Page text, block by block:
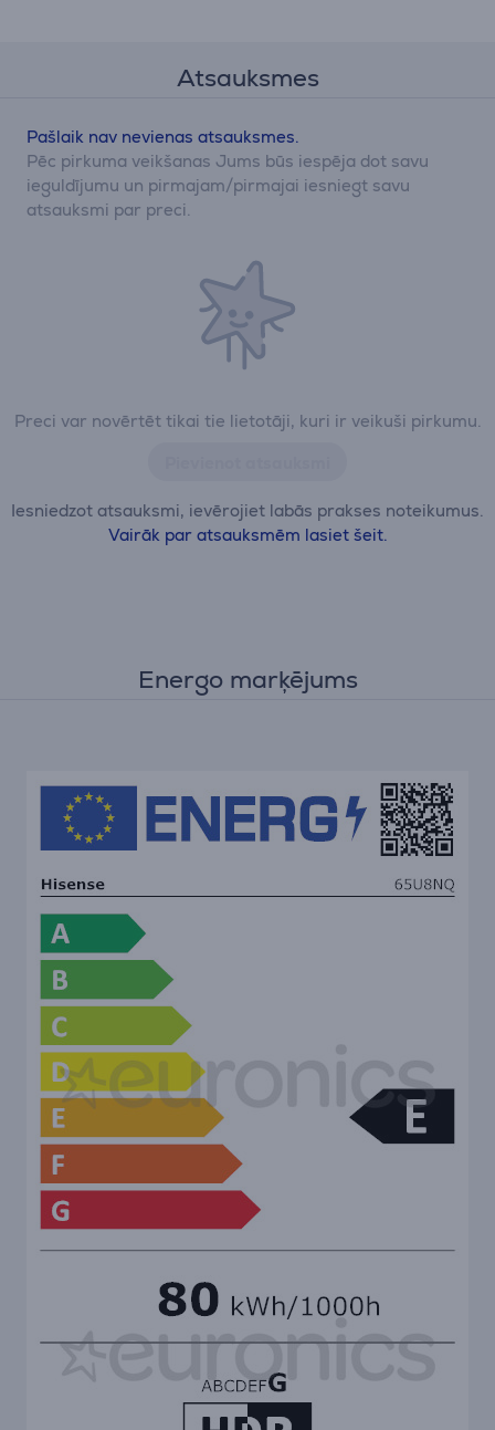
Atsauksmes
Preci var novērtēt tikai tie lietotāji, kuri ir veikuši pirkumu.
Iesniedzot atsauksmi, ievērojiet labās prakses noteikumus.
Vairāk par atsauksmēm lasiet šeit.
Pašlaik nav nevienas atsauksmes.
Pēc pirkuma veikšanas Jums būs iespēja dot savu
ieguldījumu un pirmajam/pirmajai iesniegt savu
atsauksmi par preci.
Energo marķējums